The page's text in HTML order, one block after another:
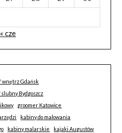
« cze
wnętrz Gdańsk
Bydgoszcz
groomer Katowice
kabiny do malowania
kabiny malarskie
kajaki Augustów